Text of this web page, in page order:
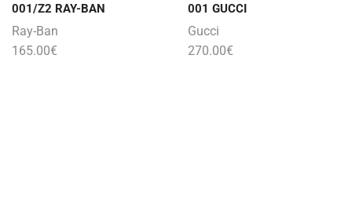
001/Z2 RAY-BAN
Ray-Ban
165.00€
001 GUCCI
Gucci
270.00€